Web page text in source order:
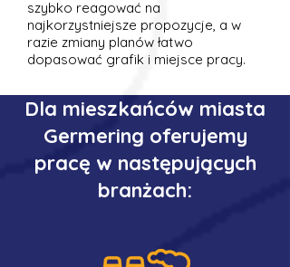
szybko reagować na
najkorzystniejsze propozycje, a w
razie zmiany planów łatwo
dopasować grafik i miejsce pracy.
Dla mieszkańców miasta
Germering oferujemy
pracę w następujących
branżach: